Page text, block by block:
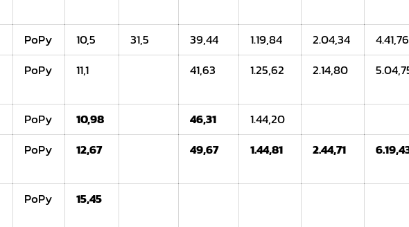
PoPy 10,5 31,5 39,44 1.19,84 2.04,34
4.41,76
PoPy 11,1 41,63 1.25,62 2.14,80
PoPy 10,98 46,31
1.44,20
PoPy 12,67 49,67 1.44,81 2.44,71
PoPy 15,45